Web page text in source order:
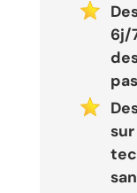
6j/